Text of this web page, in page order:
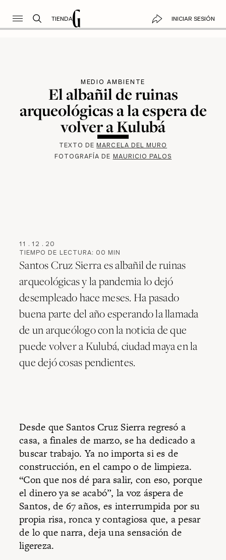
TIENDA INICIAR SESIÓN
MEDIO AMBIENTE
El albañil de ruinas
arqueológicas a la espera de
volver a Kulubá
TEXTO DEMARCELA DEL MURO
FOTOGRAFÍA DE MAURICIO PALOS
11 . 12 . 20
TIEMPO DE LECTURA: 00 MIN
Santos Cruz Sierra es albañil de ruinas
arqueológicas y la pandemia lo dejó
desempleado hace meses. Ha pasado
buena parte del año esperando la llamada
de un arqueólogo con la noticia de que
puede volver a Kulubá, ciudad maya en la
que dejó cosas pendientes.
Desde que Santos Cruz Sierra regresó a
casa, a finales de marzo, se ha dedicado a
buscar trabajo. Ya no importa si es de
construcción, en el campo o de limpieza.
“Con que nos dé para salir, con eso, porque
el dinero ya se acabó”, la voz áspera de
Santos, de 67 años, es interrumpida por su
propia risa, ronca y contagiosa que, a pesar
de lo que narra, deja una sensación de
ligereza.